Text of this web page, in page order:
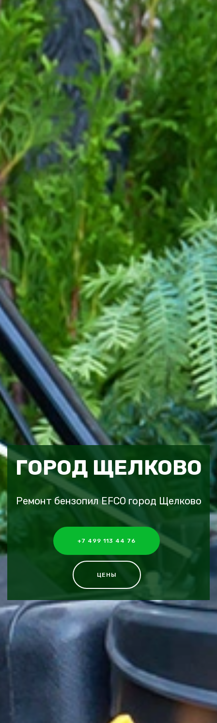
ГОРОД ЩЕЛКОВО
Ремонт бензопил EFCO город Щелково
+7 499 113 44 76
ЦЕНЫ